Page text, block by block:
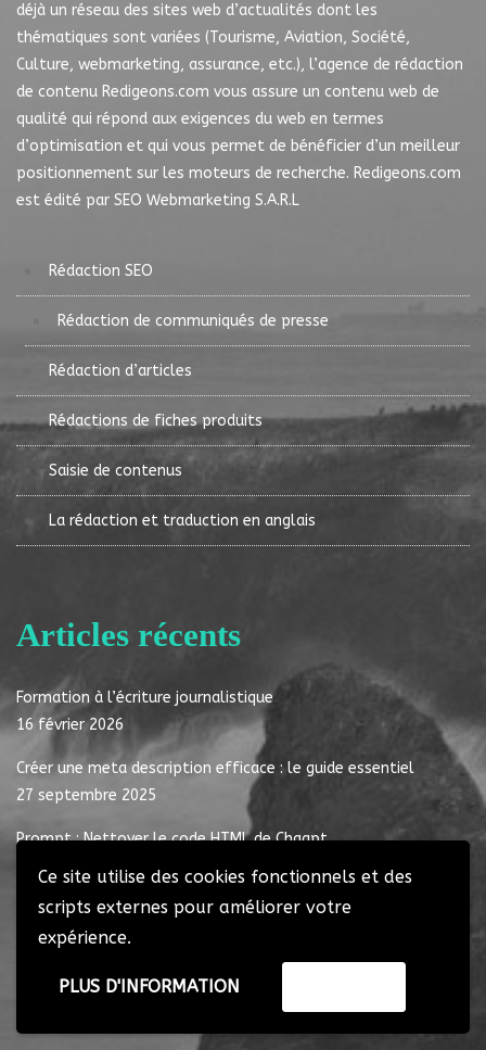
Ce site utilise des cookies fonctionnels et des
scripts externes pour améliorer votre
expérience.
PLUS D'INFORMATION
déjà un réseau des sites web d’actualités dont les
thématiques sont variées (Tourisme, Aviation, Société,
Culture, webmarketing, assurance, etc.), l’agence de rédaction
de contenu Redigeons.com vous assure un contenu web de
qualité qui répond aux exigences du web en termes
d’optimisation et qui vous permet de bénéficier d’un meilleur
positionnement sur les moteurs de recherche. Redigeons.com
est édité par SEO Webmarketing S.A.R.L
Rédaction SEO
Rédaction de communiqués de presse
Rédaction d’articles
Rédactions de fiches produits
Saisie de contenus
La rédaction et traduction en anglais
Articles récents
Formation à l’écriture journalistique
16 février 2026
Créer une meta description efficace : le guide essentiel
27 septembre 2025
Prompt : Nettoyer le code HTML de Chagpt
21 août 2025
Les 7 clés pour créer un contenu BtoB qui captive votre
audience professionnelle